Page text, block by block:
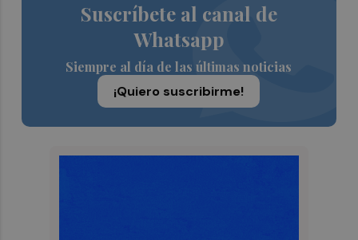
Suscríbete al canal de
Whatsapp
Siempre al día de las últimas noticias
¡Quiero suscribirme!